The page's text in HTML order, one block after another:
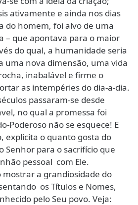
ativamente e ainda nos dias
do homem, foi alvo de uma
– que apontava para o maior
do qual, a humanidade seria
uma nova dimensão, uma vida
inabalável e firme o
as intempéries do dia-a-dia.
passaram-se desde
no qual a promessa foi
Poderoso não se esquece! E
explicita o quanto gosta do
Senhor para o sacrifício que
pessoal com Ele.
a grandiosidade do
os Títulos e Nomes,
pelo Seu povo. Veja: